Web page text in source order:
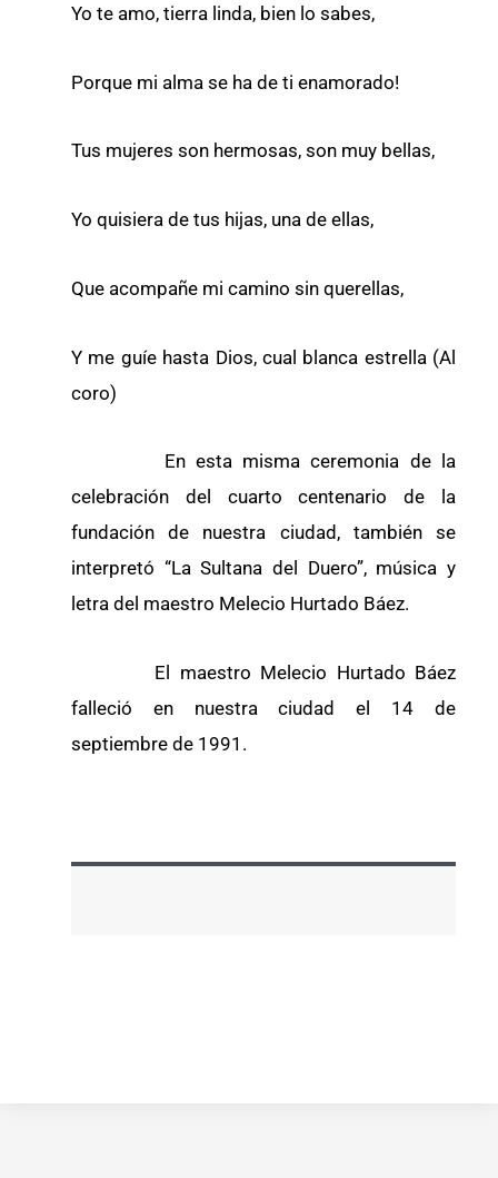
Yo te amo, tierra linda, bien lo sabes,
Porque mi alma se ha de ti enamorado!
Tus mujeres son hermosas, son muy bellas,
Yo quisiera de tus hijas, una de ellas,
Que acompañe mi camino sin querellas,
Y me guíe hasta Dios, cual blanca estrella (Al
coro)
En esta misma ceremonia de la
celebración del cuarto centenario de la
fundación de nuestra ciudad, también se
interpretó “La Sultana del Duero”, música y
letra del maestro Melecio Hurtado Báez.
El maestro Melecio Hurtado Báez
falleció en nuestra ciudad el 14 de
septiembre de 1991.